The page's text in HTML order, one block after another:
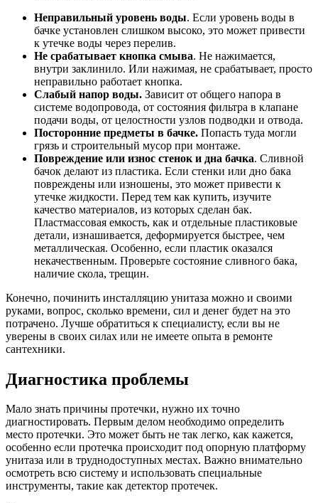
Неправильный уровень воды. Если уровень воды в
бачке установлен слишком высоко, это может привести
к утечке воды через перелив.
Не срабатывает кнопка смыва. Не нажимается,
внутри заклинило. Или нажимая, не срабатывает, просто
неправильно работает кнопка.
Слабый напор воды. Зависит от общего напора в
системе водопровода, от состояния фильтра в клапане
подачи воды, от целостности узлов подводки и отвода.
Посторонние предметы в бачке. Попасть туда могли
грязь и строительный мусор при монтаже.
Повреждение или износ стенок и дна бачка. Сливной
бачок делают из пластика. Если стенки или дно бака
повреждены или изношены, это может привести к
утечке жидкости. Перед тем как купить, изучите
качество материалов, из которых сделан бак.
Пластмассовая емкость, как и отдельные пластиковые
детали, изнашивается, деформируется быстрее, чем
металлическая. Особенно, если пластик оказался
некачественным. Проверьте состояние сливного бака,
наличие скола, трещин.
Конечно, починить инсталляцию унитаза можно и своими
руками, вопрос, сколько времени, сил и денег будет на это
потрачено. Лучше обратиться к специалисту, если вы не
уверены в своих силах или не имеете опыта в ремонте
сантехники.
Диагностика проблемы
Мало знать причины протечки, нужно их точно
диагностировать. Первым делом необходимо определить
место протечки. Это может быть не так легко, как кажется,
особенно если протечка происходит под опорную платформу
унитаза или в труднодоступных местах. Важно внимательно
осмотреть всю систему и использовать специальные
инструменты, такие как детектор протечек.